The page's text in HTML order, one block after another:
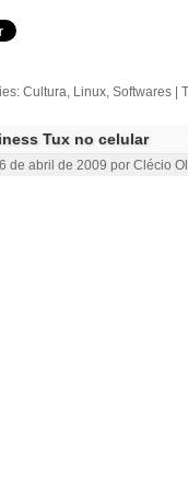
Cultura, Linux, Softwares |
Tux no celular
6 de abril de 2009 por Clécio